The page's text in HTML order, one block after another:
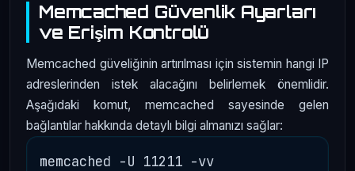
Memcached Güvenlik Ayarları
ve Erişim Kontrolü
Memcached güveliğinin artırılması için sistemin hangi IP
adreslerinden istek alacağını belirlemek önemlidir.
Aşağıdaki komut, memcached sayesinde gelen
bağlantılar hakkında detaylı bilgi almanızı sağlar: